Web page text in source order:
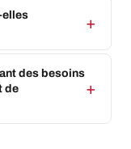
elles
des besoins
de